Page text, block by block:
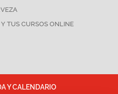
TUS CURSOS ONLINE
Y CALENDARIO